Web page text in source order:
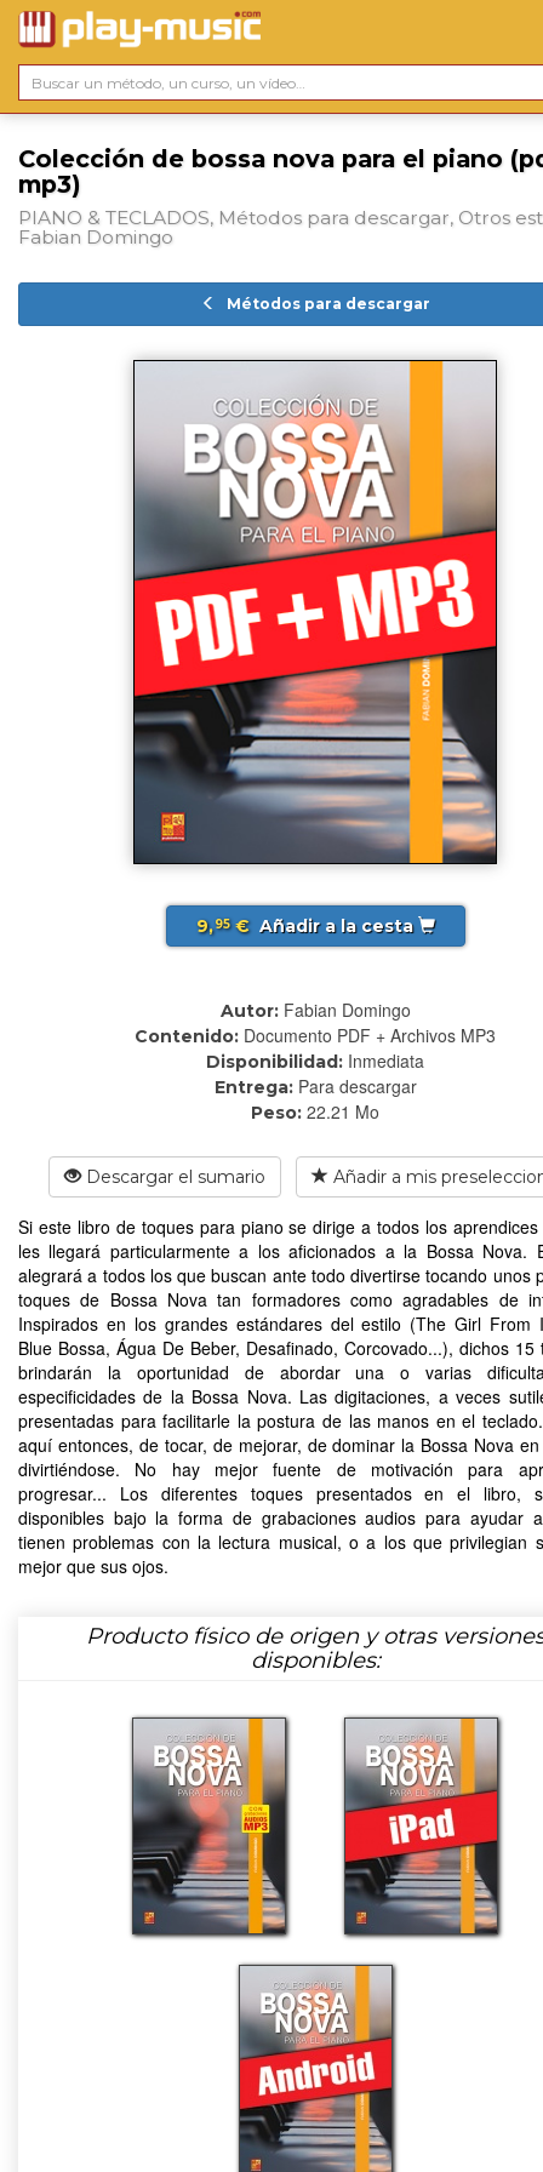
Colección de bossa nova para el piano
mp3)
PIANO & TECLADOS, Métodos para descargar, Otros
Fabian Domingo
Métodos para descargar
9,95€ Añadir a la cesta
Autor: Fabian Domingo
Contenido: Documento PDF + Archivos MP3
Disponibilidad: Inmediata
Entrega: Para descargar
Peso: 22.21 Mo
Descargar el sumario Añadir a mis
Si este libro de toques para piano se dirige a todos los aprendices
les llegará particularmente a los aficionados a la Bossa Nova.
alegrará a todos los que buscan ante todo divertirse tocando unos
toques de Bossa Nova tan formadores como agradables de
Inspirados en los grandes estándares del estilo (The Girl From
Blue Bossa, Água De Beber, Desafinado, Corcovado...), dichos 15
brindarán la oportunidad de abordar una o varias
especificidades de la Bossa Nova. Las digitaciones, a veces
presentadas para facilitarle la postura de las manos en el
aquí entonces, de tocar, de mejorar, de dominar la Bossa Nova
divirtiéndose. No hay mejor fuente de motivación para
progresar... Los diferentes toques presentados en el libro,
disponibles bajo la forma de grabaciones audios para ayudar
tienen problemas con la lectura musical, o a los que privilegian
mejor que sus ojos.
Producto físico de origen y otras
disponibles: